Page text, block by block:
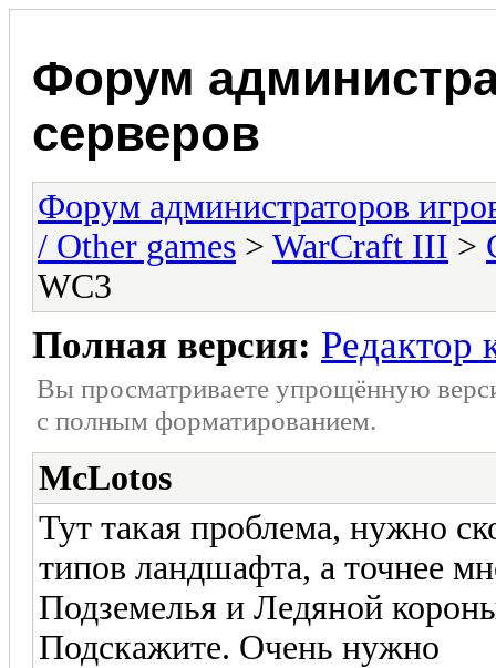
Форум
серверов
Форум администраторов
/ Other games > WarCraft III >
WC3
Полная версия: Редактор
Вы просматриваете упрощённую
с полным форматированием.
McLotos
Тут такая проблема, нужно
типов ландшафта, а точнее
Подземелья и Ледяной
Подскажите. Очень нужно